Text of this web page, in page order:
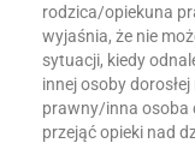
rodzica/opiekuna
wyjaśnia, że nie
sytuacji, kiedy
innej osoby
prawny/inna osoba
przejąć opieki nad